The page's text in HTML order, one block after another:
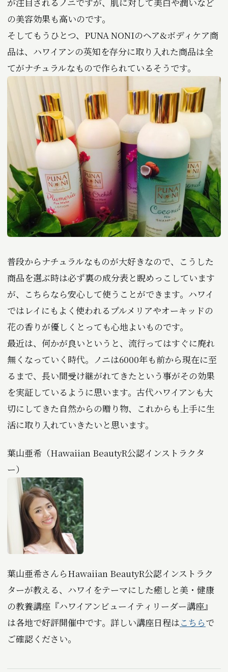
の美容効果も高いのです。
そしてもうひとつ、PUNA NONIのヘア&ボディケア商
品は、ハワイアンの英知を存分に取り入れた商品は全
てがナチュラルなもので作られているそうです。
普段からナチュラルなものが大好きなので、こうした
商品を選ぶ時は必ず裏の成分表と睨めっこしています
が、こちらなら安心して使うことができます。ハワイ
ではレイにもよく使われるプルメリアやオーキッドの
花の香りが優しくとっても心地よいものです。
最近は、何かが良いというと、流行ってはすぐに廃れ
無くなっていく時代。ノニは6000年も前から現在に至
るまで、長い間受け継がれてきたという事がその効果
を実証しているように思います。古代ハワイアンも大
切にしてきた自然からの贈り物、これからも上手に生
活に取り入れていきたいと思います。
葉山亜希（Hawaiian BeautyR公認インストラクタ
ー）
葉山亜希さんらHawaiian BeautyR公認インストラク
ターが教える、ハワイをテーマにした癒しと美・健康
の教養講座『ハワイアンビューイティリーダー講座』
は各地で好評開催中です。詳しい講座日程はこちらで
ご確認ください。